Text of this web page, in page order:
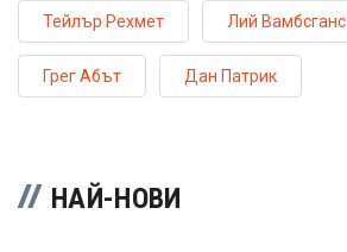
Тейлър Рехмет Лий Вамбсганс
Грег Абът Дан Патрик
НАЙ-НОВИ